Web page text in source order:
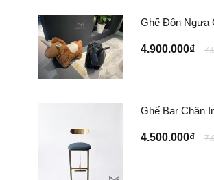
Ghế Đôn Ngựa
4.900.000₫
4.500.000₫